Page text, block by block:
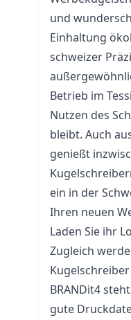
und
Einhaltung
schweizer
Betrieb im
Nutzen des
bleibt. Auch
genießt
ein in der
Ihren neuen
Laden Sie ihr
Zugleich
BRANDit4
gute